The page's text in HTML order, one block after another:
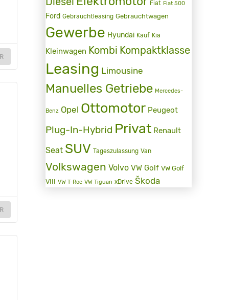
Fiat Fiat 500
Ford Gebrauchtleasing Gebrauchtwagen
Gewerbe Hyundai Kauf Kia
Kleinwagen Kombi Kompaktklasse
Leasing Limousine
Manuelles Getriebe Mercedes-
Benz Opel Ottomotor Peugeot
Plug-In-Hybrid Privat Renault
Seat SUV Tageszulassung Van
Volkswagen Volvo VW Golf VW Golf
VIII VW T-Roc VW Tiguan xDrive Škoda